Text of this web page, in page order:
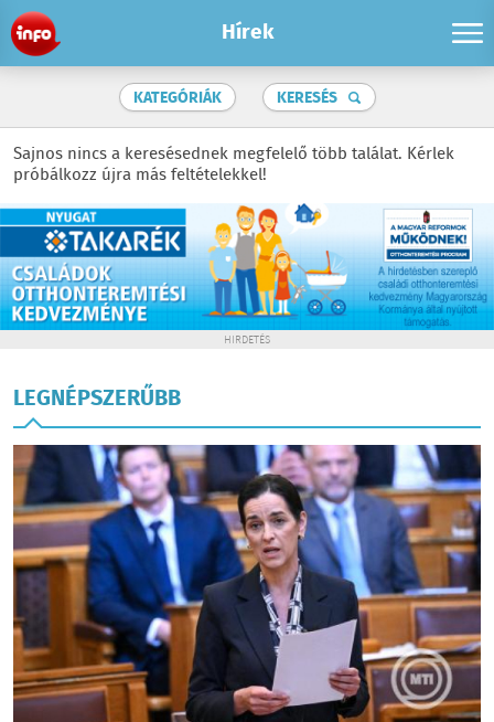
Hírek
KATEGÓRIÁK KERESÉS
Sajnos nincs a keresésednek megfelelő több találat. Kérlek
próbálkozz újra más feltételekkel!
HIRDETÉS
LEGNÉPSZERŰBB